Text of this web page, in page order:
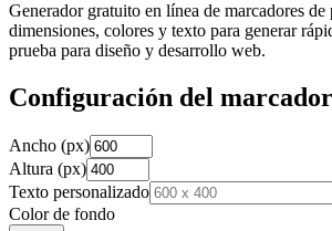
Generador gratuito en línea de marcadores
dimensiones, colores y texto para generar
prueba para diseño y desarrollo web.
Configuración del
Ancho (px)
Altura (px)
Texto personalizado
Color de fondo